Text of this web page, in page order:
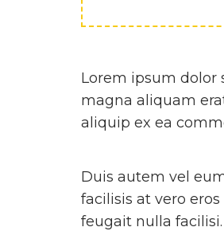
Lorem ipsum
magna aliquam
aliquip ex ea
Duis autem vel
facilisis at vero
feugait nulla